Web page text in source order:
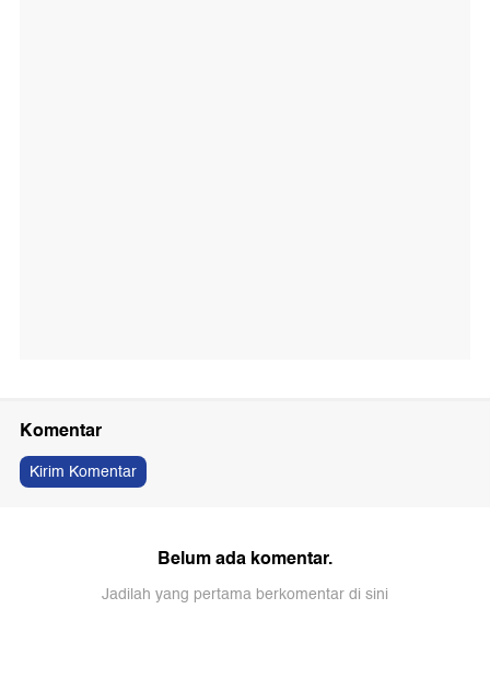
Komentar
Kirim Komentar
Belum ada komentar.
Jadilah yang pertama berkomentar di sini